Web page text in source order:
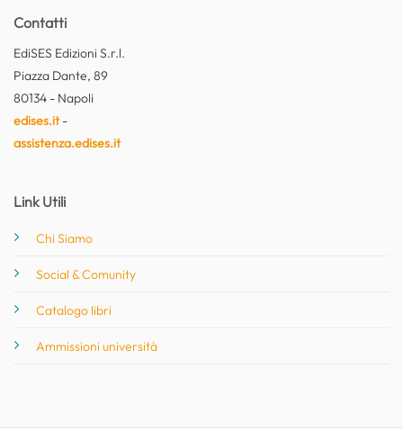
Contatti
EdiSES Edizioni S.r.l.
Piazza Dante, 89
80134 - Napoli
edises.it-
assistenza.edises.it
Link Utili
Chi Siamo
Social & Comunity
Catalogo libri
Ammissioni università